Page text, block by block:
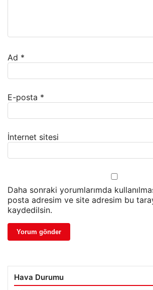
Ad *
E-posta *
İnternet sitesi
Daha sonraki yorumlarımda
posta adresim ve site adresim bu
kaydedilsin.
Hava Durumu